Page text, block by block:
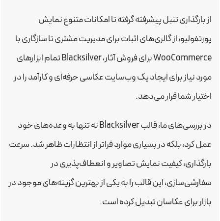
از بارگذاری تنبل پیشرفته گرفته تا امکانات متنوع نمایش
پورتفولیو، از گالری‌های اثبات برای مدیریت مشتری تا سازگاری با
WooCommerce برای فروش آثار، Blacksilver تمام ابزارهای
مورد نیاز برای ایجاد یک وب‌سایت عکاسی حرفه‌ای و کارآمد را در
اختیار شما قرار می‌دهد.
در بررسی‌های ما، قالب Blacksilver نه تنها به وعده‌های خود
عمل کرد، بلکه در بسیاری موارد فراتر از انتظارات ظاهر شد. سرعت
بارگذاری، کیفیت نمایش تصاویر و انعطاف‌پذیری در
سفارشی‌سازی، این قالب را به یکی از بهترین گزینه‌های موجود در
بازار برای عکاسان تبدیل کرده است.